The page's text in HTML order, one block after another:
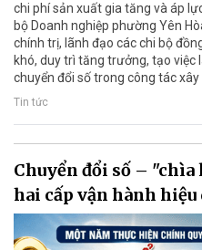
chi phí sản xuất gia tăng và áp
bộ Doanh nghiệp phường Yên
chính trị, lãnh đạo các chi bộ
khó, duy trì tăng trưởng, tạo
chuyển đổi số trong công tác xây
Tin tức
Chuyển đổi số –
hai cấp vận hành hiệu